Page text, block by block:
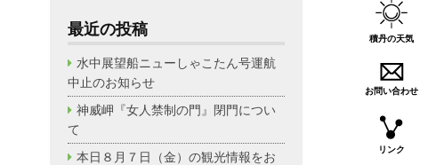
積丹の天気
お問い合わせ
リンク
最近の投稿
水中展望船ニューしゃこたん号運航
中止のお知らせ
神威岬『女人禁制の門』閉門につい
て
本日８月７日（金）の観光情報をお